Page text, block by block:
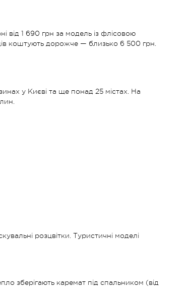
від 1 690 грн за модель із флісовою
коштують дорожче — близько 6 500 грн.
у Києві та ще понад 25 містах. На
розцвітки. Туристичні моделі
зберігають каремат під спальником (від